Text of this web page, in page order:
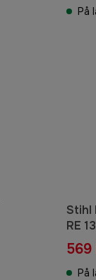
På
Stihl
RE
569
På